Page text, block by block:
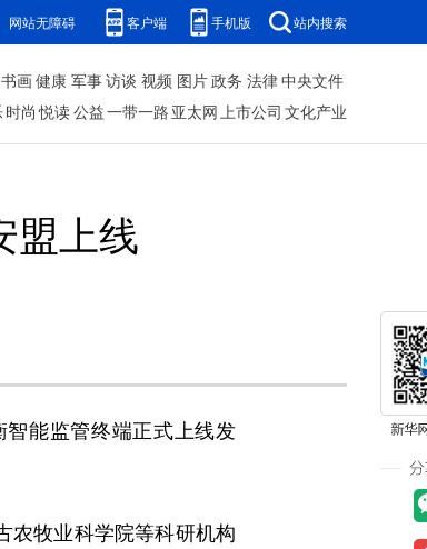
网站无障碍 客户端 手机版 站内搜索
书画健康 军事访谈 视频 图片政务 法律中央文件
时尚 悦读公益一带一路 亚太网上市公司 文化产业
盟上线
能监管终端正式上线发
牧业科学院等科研机构